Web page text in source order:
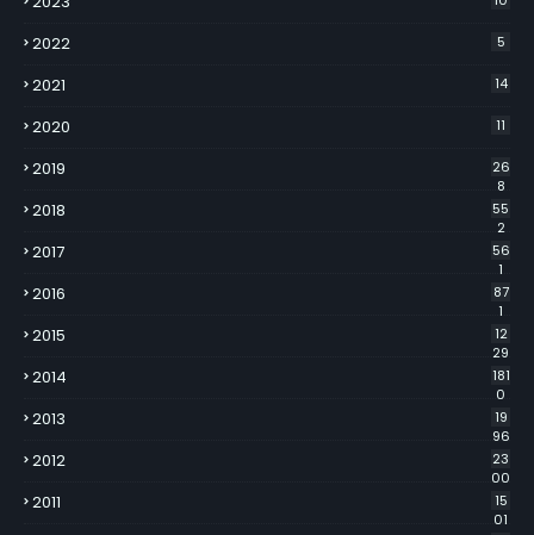
2022 5
2021 14
2020 11
2019
26
8
2018
55
2
2017
56
1
2016
87
1
2015
12
29
2014
181
0
2013
19
96
2012
23
00
2011
15
01